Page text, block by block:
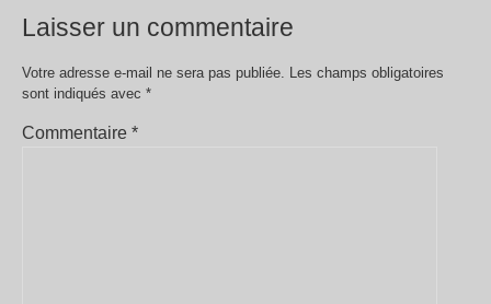
Laisser un commentaire
Votre adresse e-mail ne sera pas publiée. Les champs obligatoires
sont indiqués avec *
Commentaire *